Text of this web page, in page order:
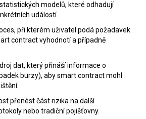
modelů, které odhadují
událostí.
při kterém uživatel podá požadavek
contract vyhodnotí a případně
dat, který přináší informace o
burzy), aby smart contract mohl
přenést část rizika na další
nebo tradiční pojišťovny.